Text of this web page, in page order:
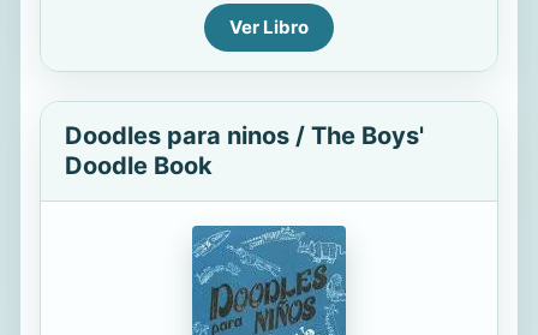
Ver Libro
Doodles para ninos / The Boys'
Doodle Book